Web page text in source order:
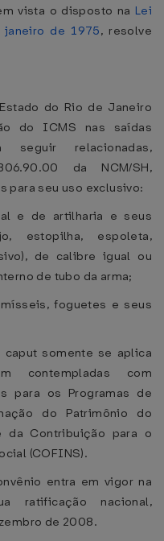
vista o disposto na Lei
de 1975, resolve
do Rio de Janeiro
do ICMS nas saídas
relacionadas,
da NCM/SH,
para seu uso exclusivo:
e de artilharia e seus
estopilha, espoleta,
de calibre igual ou
de tubo da arma;
foguetes e seus
caput somente se aplica
contempladas com
para os Programas de
do Patrimônio do
da Contribuição para o
(COFINS).
entra em vigor na
ratificação nacional,
de 2008.